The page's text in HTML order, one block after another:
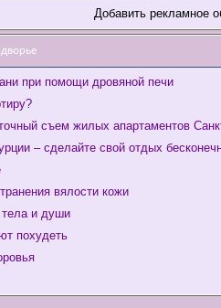
Добавить рекламное
при помощи дровяной печи
съем жилых апартаментов
– сделайте свой отдых
вялости кожи
тела и души
похудеть